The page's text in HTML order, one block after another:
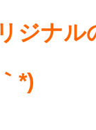
ジナル
*)